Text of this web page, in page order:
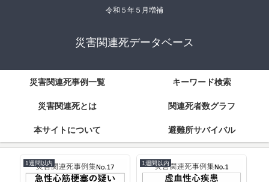
令和５年５月増補
災害関連死データベース
災害関連死事例一覧 キーワード検索
災害関連死とは 関連死者数グラフ
本サイトについて 避難所サバイバル
1週間以内 1週間以内